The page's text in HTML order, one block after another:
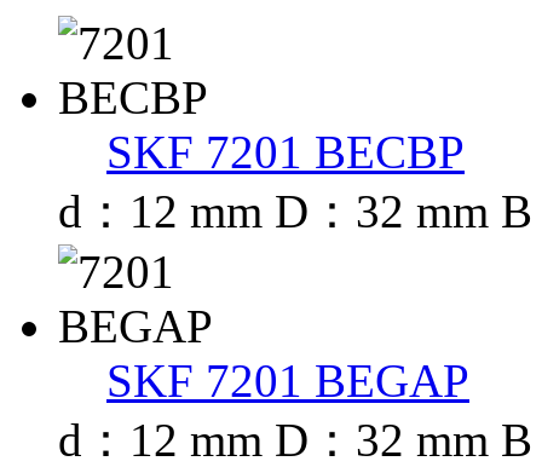
SKF 7201 BECBP
d：12 mm D：32 mm
SKF 7201 BEGAP
d：12 mm D：32 mm